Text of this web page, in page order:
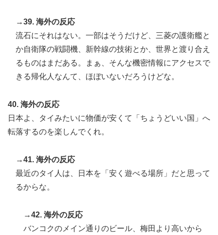
→39. 海外の反応
流石にそれはない。一部はそうだけど、三菱の護衛艦と
か自衛隊の戦闘機、新幹線の技術とか、世界と渡り合え
るものはまだある。まぁ、そんな機密情報にアクセスで
きる帰化人なんて、ほぼいないだろうけどな。
40. 海外の反応
日本よ、タイみたいに物価が安くて「ちょうどいい国」へ
転落するのを楽しんでくれ。
→41. 海外の反応
最近のタイ人は、日本を「安く遊べる場所」だと思って
るからな。
→42. 海外の反応
バンコクのメイン通りのビール、梅田より高いから